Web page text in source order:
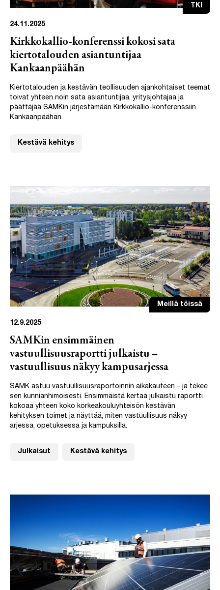
TKI
24.11.2025
Kirkkokallio-konferenssi kokosi sata
kiertotalouden asiantuntijaa
Kankaanpäähän
Kiertotalouden ja kestävän teollisuuden ajankohtaiset teemat
toivat yhteen noin sata asiantuntijaa, yritysjohtajaa ja
päättäjää SAMKin järjestämään Kirkkokallio-konferenssiin
Kankaanpäähän.
Kestävä kehitys
Meillä töissä
12.9.2025
SAMKin ensimmäinen
vastuullisuusraportti julkaistu –
vastuullisuus näkyy kampusarjessa
SAMK astuu vastuullisuusraportoinnin aikakauteen – ja tekee
sen kunnianhimoisesti. Ensimmäistä kertaa julkaistu raportti
kokoaa yhteen koko korkeakouluyhteisön kestävän
kehityksen toimet ja näyttää, miten vastuullisuus näkyy
arjessa, opetuksessa ja kampuksilla.
Julkaisut Kestävä kehitys